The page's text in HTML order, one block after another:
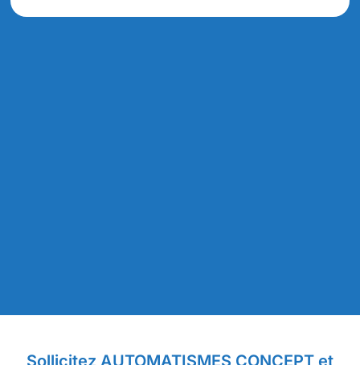
Sollicitez AUTOMATISMES CONCEPT et